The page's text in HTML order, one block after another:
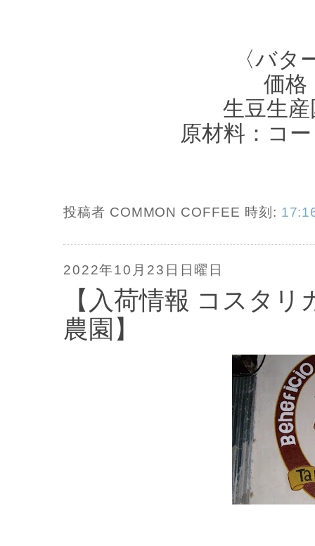
〈バ
価格
生豆生
原材料：コ
投稿者 COMMON COFFEE 時刻:
2022年10月23日日曜日
【入荷情報 コスタ
農園】